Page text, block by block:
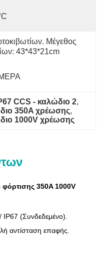
Μέγεθος
43*43*21cm
CCS - καλώδιο 2,
350A χρέωσης,
1000V χρέωσης
350A 1000V
IP67 (Συνδεδεμένο).
αντίσταση επαφής.